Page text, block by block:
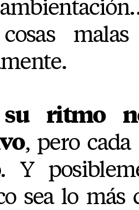
cosas
su ritmo
, pero
Y
sea lo más